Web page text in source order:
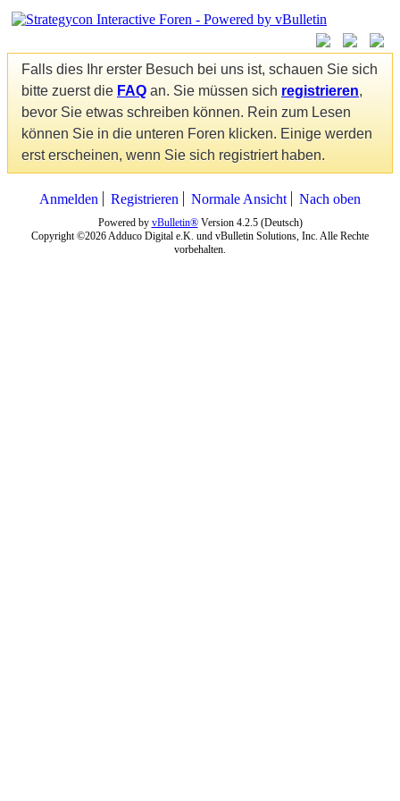
Falls dies Ihr erster Besuch bei uns ist, schauen Sie sich
bitte zuerst die FAQ an. Sie müssen sich registrieren,
bevor Sie etwas schreiben können. Rein zum Lesen
können Sie in die unteren Foren klicken. Einige werden
erst erscheinen, wenn Sie sich registriert haben.
Anmelden Registrieren Normale Ansicht Nach oben
Powered by vBulletin®Version 4.2.5 (Deutsch)
Copyright ©2026 Adduco Digital e.K. und vBulletin Solutions, Inc. Alle Rechte
vorbehalten.